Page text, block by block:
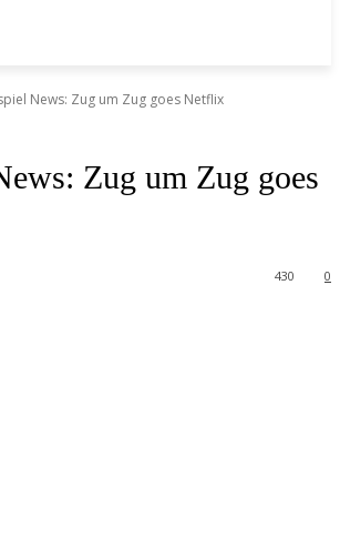
News: Zug um Zug goes Netflix
Zug um Zug goes
0
430